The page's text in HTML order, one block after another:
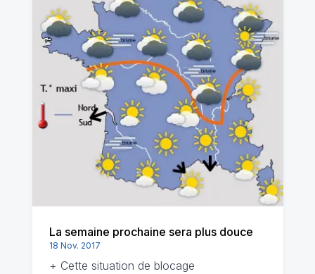
La semaine prochaine sera plus douce
18 Nov. 2017
+ Cette situation de blocage